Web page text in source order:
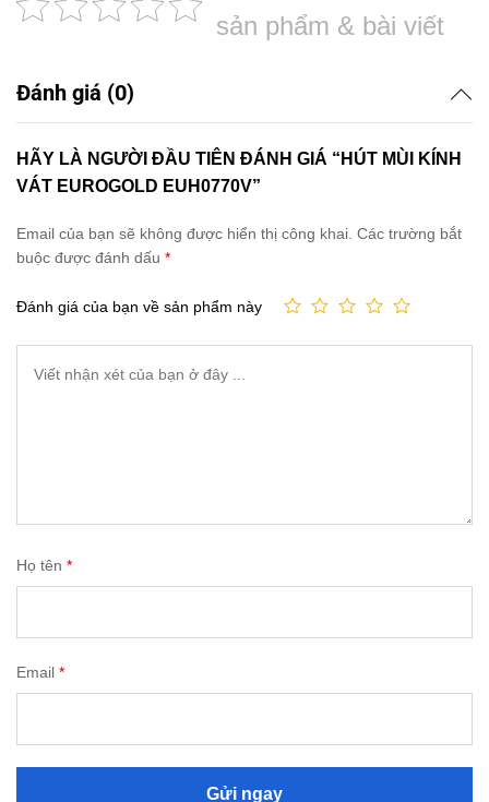
sản phẩm & bài viết
Đánh giá (0)
HÃY LÀ NGƯỜI ĐẦU TIÊN ĐÁNH GIÁ “HÚT MÙI KÍNH
VÁT EUROGOLD EUH0770V”
Email của bạn sẽ không được hiển thị công khai. Các trường bắt
buộc được đánh dấu *
Đánh giá của bạn về sản phẩm này
Họ tên *
Email *